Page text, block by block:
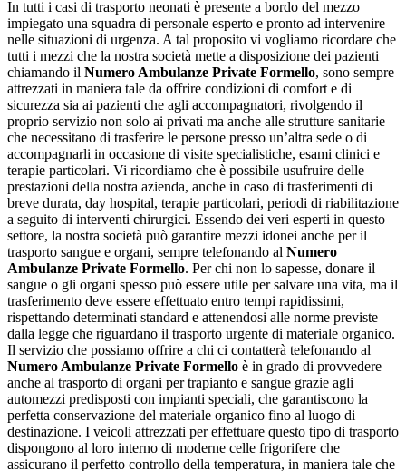
In tutti i casi di trasporto neonati è presente a bordo del mezzo
impiegato una squadra di personale esperto e pronto ad intervenire
nelle situazioni di urgenza. A tal proposito vi vogliamo ricordare che
tutti i mezzi che la nostra società mette a disposizione dei pazienti
chiamando il Numero Ambulanze Private Formello, sono sempre
attrezzati in maniera tale da offrire condizioni di comfort e di
sicurezza sia ai pazienti che agli accompagnatori, rivolgendo il
proprio servizio non solo ai privati ma anche alle strutture sanitarie
che necessitano di trasferire le persone presso un’altra sede o di
accompagnarli in occasione di visite specialistiche, esami clinici e
terapie particolari. Vi ricordiamo che è possibile usufruire delle
prestazioni della nostra azienda, anche in caso di trasferimenti di
breve durata, day hospital, terapie particolari, periodi di riabilitazione
a seguito di interventi chirurgici. Essendo dei veri esperti in questo
settore, la nostra società può garantire mezzi idonei anche per il
trasporto sangue e organi, sempre telefonando al Numero
Ambulanze Private Formello. Per chi non lo sapesse, donare il
sangue o gli organi spesso può essere utile per salvare una vita, ma il
trasferimento deve essere effettuato entro tempi rapidissimi,
rispettando determinati standard e attenendosi alle norme previste
dalla legge che riguardano il trasporto urgente di materiale organico.
Il servizio che possiamo offrire a chi ci contatterà telefonando al
Numero Ambulanze Private Formello è in grado di provvedere
anche al trasporto di organi per trapianto e sangue grazie agli
automezzi predisposti con impianti speciali, che garantiscono la
perfetta conservazione del materiale organico fino al luogo di
destinazione. I veicoli attrezzati per effettuare questo tipo di trasporto
dispongono al loro interno di moderne celle frigorifere che
assicurano il perfetto controllo della temperatura, in maniera tale che